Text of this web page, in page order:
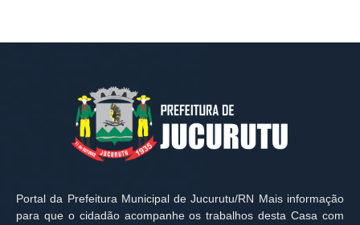
Portal da Prefeitura Municipal de Jucurutu/RN Mais informação
para que o cidadão acompanhe os trabalhos desta Casa com